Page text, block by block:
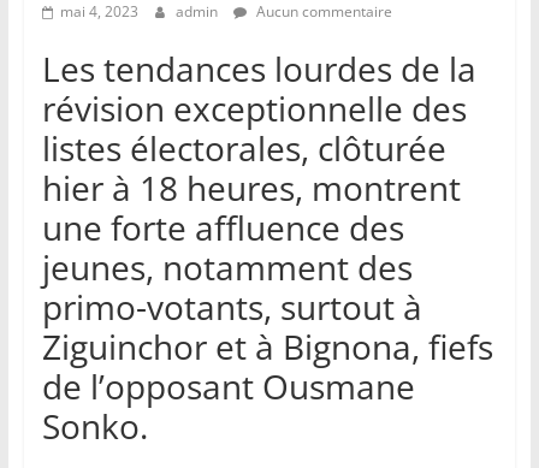
mai 4, 2023 admin Aucun commentaire
Les tendances lourdes de la
révision exceptionnelle des
listes électorales, clôturée
hier à 18 heures, montrent
une forte affluence des
jeunes, notamment des
primo-votants, surtout à
Ziguinchor et à Bignona, fiefs
de l’opposant Ousmane
Sonko.